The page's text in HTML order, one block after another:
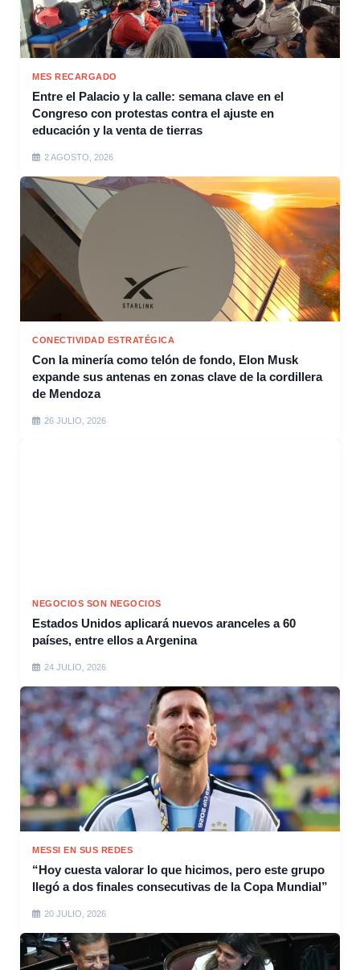
MES RECARGADO
Entre el Palacio y la calle: semana clave en el
Congreso con protestas contra el ajuste en
educación y la venta de tierras
2 AGOSTO, 2026
CONECTIVIDAD ESTRATÉGICA
Con la minería como telón de fondo, Elon Musk
expande sus antenas en zonas clave de la cordillera
de Mendoza
26 JULIO, 2026
NEGOCIOS SON NEGOCIOS
Estados Unidos aplicará nuevos aranceles a 60
países, entre ellos a Argenina
24 JULIO, 2026
MESSI EN SUS REDES
“Hoy cuesta valorar lo que hicimos, pero este grupo
llegó a dos finales consecutivas de la Copa Mundial”
20 JULIO, 2026